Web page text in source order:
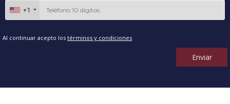
+1
Al continuar acepto los términos y condiciones
Enviar